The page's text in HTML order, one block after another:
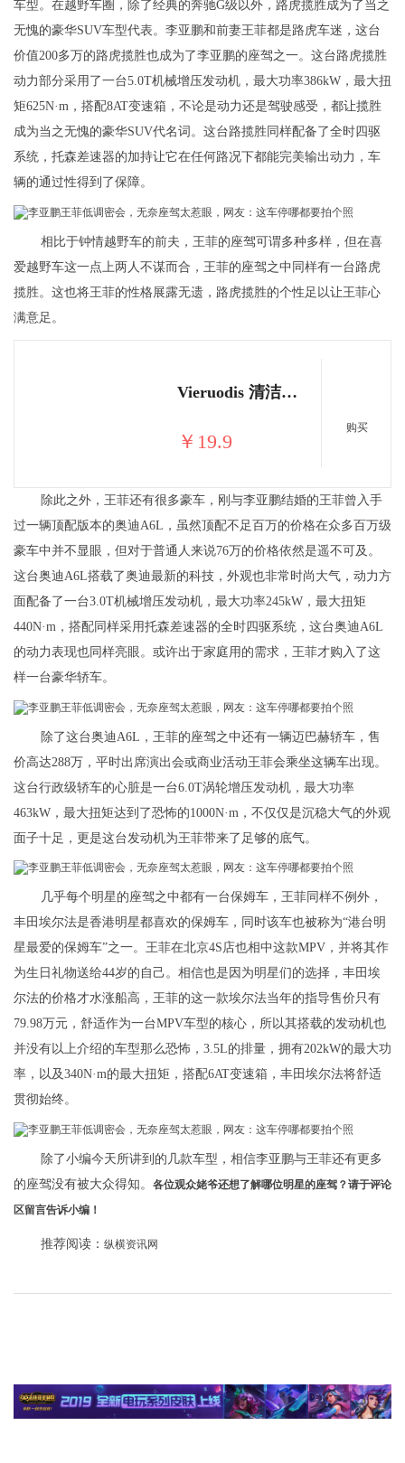
车型。在越野车圈，除了经典的奔驰G级以外，路虎揽胜成为了当之
无愧的豪华SUV车型代表。李亚鹏和前妻王菲都是路虎车迷，这台
价值200多万的路虎揽胜也成为了李亚鹏的座驾之一。这台路虎揽胜
动力部分采用了一台5.0T机械增压发动机，最大功率386kW，最大扭
矩625N·m，搭配8AT变速箱，不论是动力还是驾驶感受，都让揽胜
成为当之无愧的豪华SUV代名词。这台路揽胜同样配备了全时四驱
系统，托森差速器的加持让它在任何路况下都能完美输出动力，车
辆的通过性得到了保障。
相比于钟情越野车的前夫，王菲的座驾可谓多种多样，但在喜
爱越野车这一点上两人不谋而合，王菲的座驾之中同样有一台路虎
揽胜。这也将王菲的性格展露无遗，路虎揽胜的个性足以让王菲心
满意足。
Vieruodis 清洁软胶车内除尘清理软胶出风口除尘清洁泥
￥19.9
购买
除此之外，王菲还有很多豪车，刚与李亚鹏结婚的王菲曾入手
过一辆顶配版本的奥迪A6L，虽然顶配不足百万的价格在众多百万级
豪车中并不显眼，但对于普通人来说76万的价格依然是遥不可及。
这台奥迪A6L搭载了奥迪最新的科技，外观也非常时尚大气，动力方
面配备了一台3.0T机械增压发动机，最大功率245kW，最大扭矩
440N·m，搭配同样采用托森差速器的全时四驱系统，这台奥迪A6L
的动力表现也同样亮眼。或许出于家庭用的需求，王菲才购入了这
样一台豪华轿车。
除了这台奥迪A6L，王菲的座驾之中还有一辆迈巴赫轿车，售
价高达288万，平时出席演出会或商业活动王菲会乘坐这辆车出现。
这台行政级轿车的心脏是一台6.0T涡轮增压发动机，最大功率
463kW，最大扭矩达到了恐怖的1000N·m，不仅仅是沉稳大气的外观
面子十足，更是这台发动机为王菲带来了足够的底气。
几乎每个明星的座驾之中都有一台保姆车，王菲同样不例外，
丰田埃尔法是香港明星都喜欢的保姆车，同时该车也被称为“港台明
星最爱的保姆车”之一。王菲在北京4S店也相中这款MPV，并将其作
为生日礼物送给44岁的自己。相信也是因为明星们的选择，丰田埃
尔法的价格才水涨船高，王菲的这一款埃尔法当年的指导售价只有
79.98万元，舒适作为一台MPV车型的核心，所以其搭载的发动机也
并没有以上介绍的车型那么恐怖，3.5L的排量，拥有202kW的最大功
率，以及340N·m的最大扭矩，搭配6AT变速箱，丰田埃尔法将舒适
贯彻始终。
除了小编今天所讲到的几款车型，相信李亚鹏与王菲还有更多
的座驾没有被大众得知。 各位观众姥爷还想了解哪位明星的座驾？请于评论
区留言告诉小编！
推荐阅读： 纵横资讯网